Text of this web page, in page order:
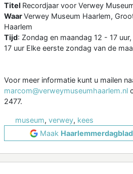
Titel Recordjaar voor Verwey
WaarVerwey Museum Haarlem,
Haarlem
Tijd: Zondag en maandag 12 - 17
17 uur Elke eerste zondag van de
Voor meer informatie kunt u mailen
marcom@verweymuseumhaarlem.nl
2477.
museum, verwey, kees
Maak Haarlemmerdagblad